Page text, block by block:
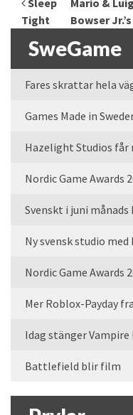
Sleep
Tight
Mario &
Bowser
SweGame
Fares skrattar hela
Hazelight Studios får
Nordic Game Awards
Svenskt i juni
Ny svensk studio med
Nordic Game Awards
Mer Roblox-Payday
Idag stänger
Battlefield blir film